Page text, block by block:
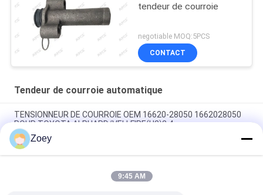
tendeur de courroie
negotiable MOQ:5PCS
CONTACT
Tendeur de courroie automatique
TENSIONNEUR DE COURROIE OEM 16620-28050 1662028050
POUR TOYOTA ALPHARD/VELLFIRE(H2)2.4
54.90mm Diamètre extérieur Mazdaspeed 6 Alternateur avec
7 rainures
La valeur de l'échantillon est calculée en fonction de
Zoey
9:45 AM